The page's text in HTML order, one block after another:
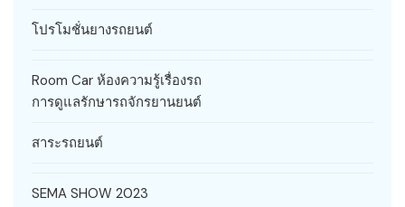
โปรโมชั่นยางรถยนต์
Room Car ห้องความรู้เรื่องรถ
การดูแลรักษารถจักรยานยนต์
สาระรถยนต์
SEMA SHOW 2023